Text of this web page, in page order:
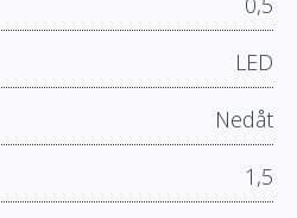
LED
Nedåt
1,5